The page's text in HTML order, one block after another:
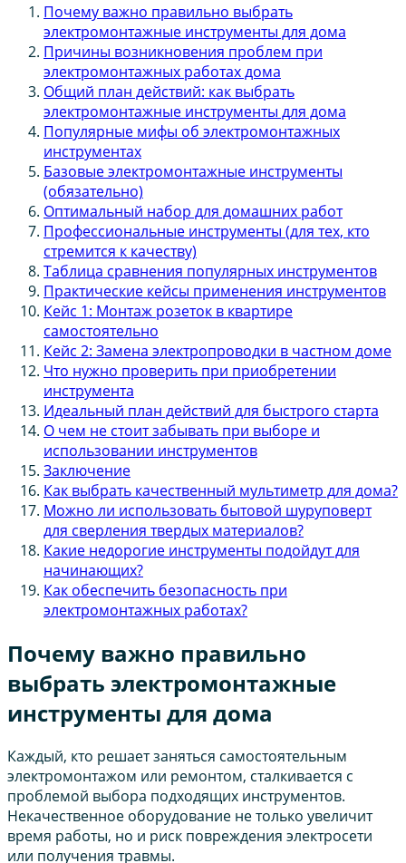
Почему важно правильно выбрать
электромонтажные инструменты для дома
Причины возникновения проблем при
электромонтажных работах дома
Общий план действий: как выбрать
электромонтажные инструменты для дома
Популярные мифы об электромонтажных
инструментах
Базовые электромонтажные инструменты
(обязательно)
Оптимальный набор для домашних работ
Профессиональные инструменты (для тех, кто
стремится к качеству)
Таблица сравнения популярных инструментов
Практические кейсы применения инструментов
Кейс 1: Монтаж розеток в квартире
самостоятельно
Кейс 2: Замена электропроводки в частном доме
Что нужно проверить при приобретении
инструмента
Идеальный план действий для быстрого старта
О чем не стоит забывать при выборе и
использовании инструментов
Заключение
Как выбрать качественный мультиметр для дома?
Можно ли использовать бытовой шуруповерт
для сверления твердых материалов?
Какие недорогие инструменты подойдут для
начинающих?
Как обеспечить безопасность при
электромонтажных работах?
Почему важно правильно
выбрать электромонтажные
инструменты для дома
Каждый, кто решает заняться самостоятельным
электромонтажом или ремонтом, сталкивается с
проблемой выбора подходящих инструментов.
Некачественное оборудование не только увеличит
время работы, но и риск повреждения электросети
или получения травмы.